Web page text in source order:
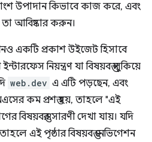
উপাদান কিভাবে কাজ করে, এবং
আবিষ্কার করুন।
একটি প্রকাশ উইজেট হিসাবে
নিয়ন্ত্রণ যা বিষয়বস্তু লুকিয়ে
web.dev এ এটি পড়ছেন, এবং
কম প্রশস্ত হয়, তাহলে "এই
বিষয়বস্তুর সারণী দেখা যায়। যদি
এই পৃষ্ঠার বিষয়বস্তু নেভিগেশন